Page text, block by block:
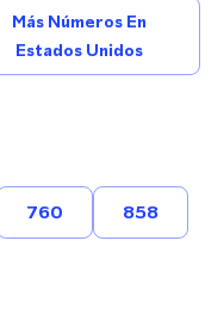
Más Números En
Estados Unidos
760 858